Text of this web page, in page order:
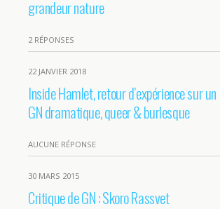
grandeur nature
2 RÉPONSES
22 JANVIER 2018
Inside Hamlet, retour d’expérience sur un
GN dramatique, queer & burlesque
AUCUNE RÉPONSE
30 MARS 2015
Critique de GN : Skoro Rassvet